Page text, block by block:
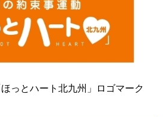
っとハート北九州」ロゴマーク